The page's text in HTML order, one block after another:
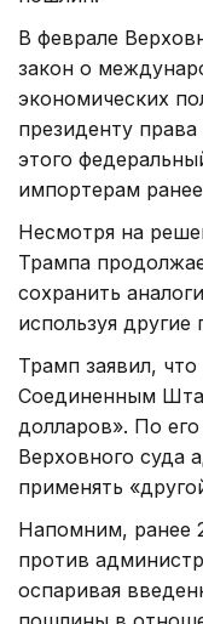
В феврале
закон о
экономических
президенту
этого
импортерам
Несмотря на
Трампа
сохранить
используя
Трамп заявил,
Соединенным
долларов». По
Верховного суда
применять
Напомним, ранее
против
оспаривая